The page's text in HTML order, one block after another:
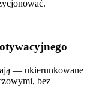
— ukierunkowane
bez